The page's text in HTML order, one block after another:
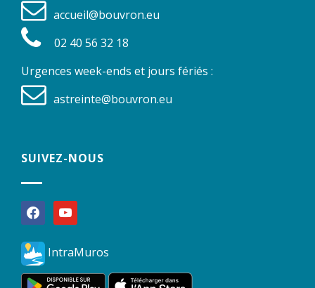
accueil@bouvron.eu
02 40 56 32 18
Urgences week-ends et jours fériés :
astreinte@bouvron.eu
SUIVEZ-NOUS
facebookyoutube
IntraMuros